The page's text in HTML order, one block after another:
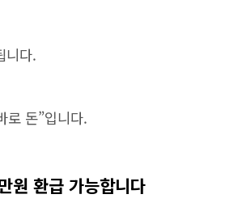
니다.
로 돈”입니다.
원 환급 가능합니다